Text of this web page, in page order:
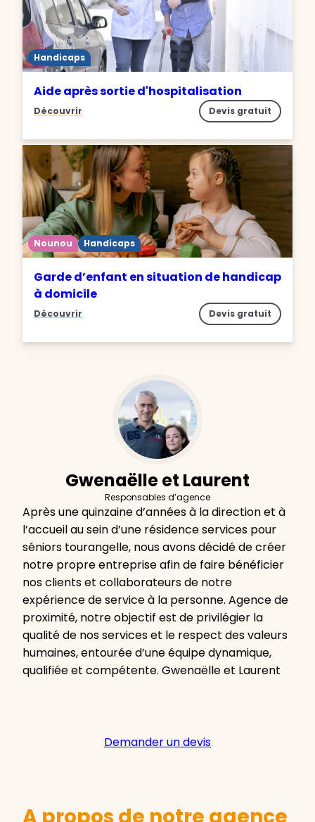
Handicaps
Aide après sortie d'hospitalisation
Découvrir Devis gratuit
Nounou Handicaps
Garde d’enfant en situation de handicap
à domicile
Découvrir Devis gratuit
Gwenaëlle et Laurent
Responsables d’agence
Après une quinzaine d’années à la direction et à
l’accueil au sein d’une résidence services pour
séniors tourangelle, nous avons décidé de créer
notre propre entreprise afin de faire bénéficier
nos clients et collaborateurs de notre
expérience de service à la personne. Agence de
proximité, notre objectif est de privilégier la
qualité de nos services et le respect des valeurs
humaines, entourée d’une équipe dynamique,
qualifiée et compétente. Gwenaëlle et Laurent
Demander un devis